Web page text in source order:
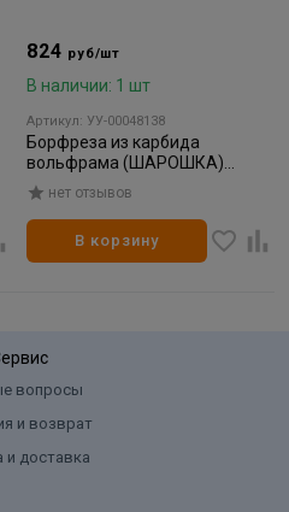
824 руб/шт
В наличии: 1 шт
Артикул: УУ-00048138
Борфреза из карбида
вольфрама (ШАРОШКА)
INGCO INDUSTRIAL 6мм.(1/200)
нет отзывов
В корзину
вопросы
и возврат
и доставка